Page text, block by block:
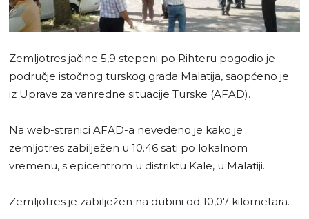
Zemljotres jačine 5,9 stepeni po Rihteru pogodio je
područje istočnog turskog grada Malatija, saopćeno je
iz Uprave za vanredne situacije Turske (AFAD).
Na web-stranici AFAD-a nevedeno je kako je
zemljotres zabilježen u 10.46 sati po lokalnom
vremenu, s epicentrom u distriktu Kale, u Malatiji.
Zemljotres je zabilježen na dubini od 10,07 kilometara.